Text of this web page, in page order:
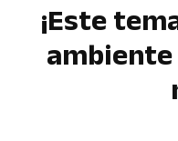
¡Este
ambiente